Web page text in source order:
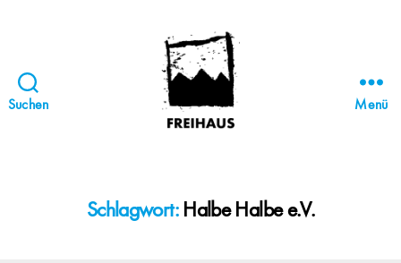
Suchen
STATTBAU
HAMBURG
Menü
Schlagwort: Halbe Halbe e.V.